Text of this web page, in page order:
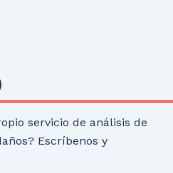
servicio de análisis de
Escríbenos y